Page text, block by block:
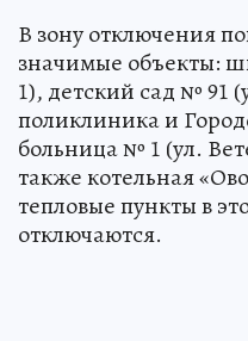
В зону отключения
значимые объекты:
1), детский сад № 91
поликлиника и
больница № 1 (ул.
также котельная
тепловые пункты в
отключаются.